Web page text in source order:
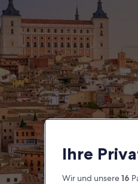
Ihre
Wir und unsere16